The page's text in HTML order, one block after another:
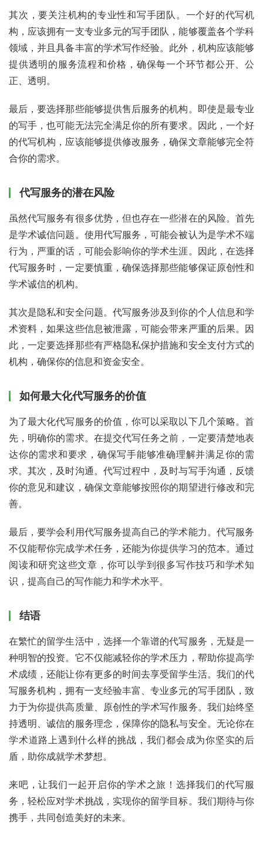
其次，要关注机构的专业性和写手团队。一个好的代写机
构，应该拥有一支专业多元的写手团队，能够覆盖各个学科
领域，并且具备丰富的学术写作经验。此外，机构应该能够
提供透明的服务流程和价格，确保每一个环节都公开、公
正、透明。
最后，要选择那些能够提供售后服务的机构。即使是最专业
的写手，也可能无法完全满足你的所有要求。因此，一个好
的代写机构，应该能够提供修改服务，确保文章能够完全符
合你的需求。
代写服务的潜在风险
虽然代写服务有很多优势，但也存在一些潜在的风险。首先
是学术诚信问题。使用代写服务，可能会被认为是学术不端
行为，严重的话，可能会影响你的学术生涯。因此，在选择
代写服务时，一定要慎重，确保选择那些能够保证原创性和
学术诚信的机构。
其次是隐私和安全问题。代写服务涉及到你的个人信息和学
术资料，如果这些信息被泄露，可能会带来严重的后果。因
此，一定要选择那些有严格隐私保护措施和安全支付方式的
机构，确保你的信息和资金安全。
如何最大化代写服务的价值
为了最大化代写服务的价值，你可以采取以下几个策略。首
先，明确你的需求。在提交代写任务之前，一定要清楚地表
达你的需求和要求，确保写手能够准确理解并满足你的需
求。其次，及时沟通。代写过程中，及时与写手沟通，反馈
你的意见和建议，确保文章能够按照你的期望进行修改和完
善。
最后，要学会利用代写服务提高自己的学术能力。代写服务
不仅能帮你完成学术任务，还能为你提供学习的范本。通过
阅读和研究这些文章，你可以学到很多写作技巧和学术知
识，提高自己的写作能力和学术水平。
结语
在繁忙的留学生活中，选择一个靠谱的代写服务，无疑是一
种明智的投资。它不仅能减轻你的学术压力，帮助你提高学
术成绩，还能让你有更多的时间去享受留学生活。我们的代
写服务机构，拥有一支经验丰富、专业多元的写手团队，致
力于为你提供高质量、原创性的学术写作服务。我们始终坚
持透明、诚信的服务理念，保障你的隐私与安全。无论你在
学术道路上遇到什么样的挑战，我们都会成为你坚实的后
盾，助你成就学术梦想。
来吧，让我们一起开启你的学术之旅！选择我们的代写服
务，轻松应对学术挑战，实现你的留学目标。我们期待与你
携手，共同创造美好的未来。